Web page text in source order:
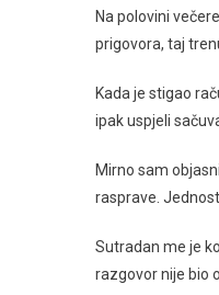
Na polovini
prigovora, taj
Kada je stigao
ipak uspjeli
Mirno sam
rasprave.
Sutradan me je
razgovor nije bio